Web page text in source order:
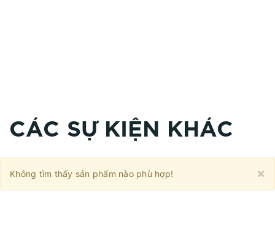
CÁC SỰ KIỆN KHÁC
×
Không tìm thấy sản phẩm nào phù hợp!